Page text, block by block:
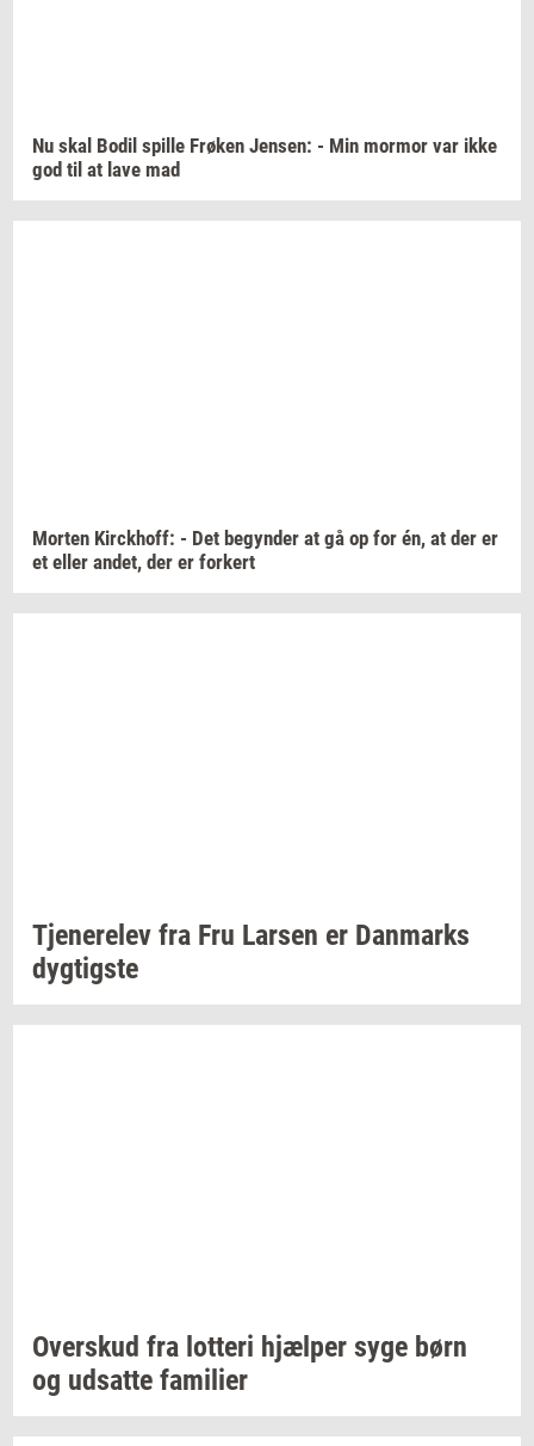
Nu skal Bodil spil­le Frø­ken Jen­sen: - Min mor­mor var ikke
god til at lave mad
Mor­ten Kirck­hoff: - Det be­gyn­der at gå op for én, at der er
et eller andet, der er for­kert
Tje­ne­re­lev fra Fru Lar­sen er Dan­marks
dyg­tig­ste
Over­skud fra lot­te­ri hjæl­per syge børn
og ud­sat­te fa­mi­li­er